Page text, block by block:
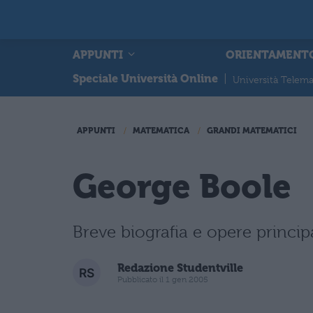
APPUNTI
Speciale Università Online
Università
APPUNTI MATEMATICA GRANDI MATEMATICI
George Boole
Breve biografia e opere
Redazione Studentville
Pubblicato il 1 gen 2005